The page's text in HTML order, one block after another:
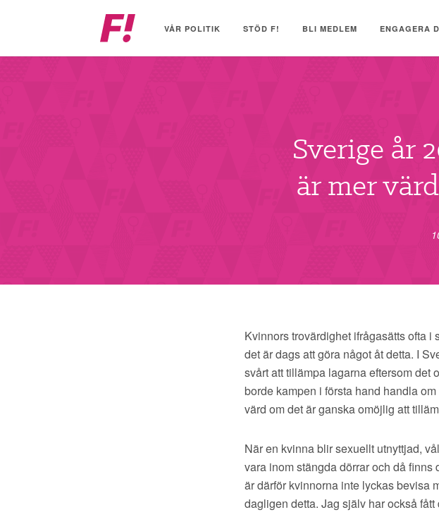
initiativ
VÅR POLITIK STÖD F! BLI MEDLEM ENGAGERA
Sverige år
är mer
Kvinnors trovärdighet ifrågasätts ofta
det är dags att göra något åt detta. I
svårt att tillämpa lagarna eftersom det
borde kampen i första hand handla
värd om det är ganska omöjlig att
När en kvinna blir sexuellt utnyttjad,
vara inom stängda dörrar och då finns
är därför kvinnorna inte lyckas bevisa
dagligen detta. Jag själv har också fått